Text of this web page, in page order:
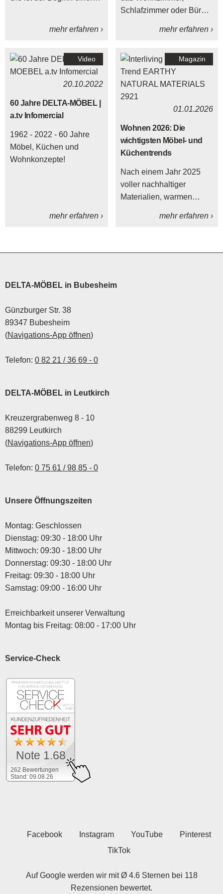
aufbauen und ihren Platz
im Team finden. Bei
DELTA-MÖBEL freuen wir
uns deshalb besonders,
Abschlussprüfungen
erfolgreich bestanden
haben.
mehr erfahren ›
Schlafzimmer oder Büro
kaufen oder bequem im
Onlineshop bestellen?
mehr erfahren ›
Video
20.10.2022
60 Jahre DELTA-MÖBEL |
a.tv Infomercial
1962 - 2022 - 60 Jahre
Möbel, Küchen und
Wohnkonzepte!
mehr erfahren ›
Magazin
01.01.2026
Wohnen 2026: Die
wichtigsten Möbel- und
Küchentrends
Nach einem Jahr 2025
voller nachhaltiger
Materialien, warmen
mehr erfahren ›
DELTA-MÖBEL in Bubesheim
Günzburger Str. 38
89347 Bubesheim
(Navigations-App öffnen)
Telefon: 0 82 21 / 36 69 - 0
DELTA-MÖBEL in Leutkirch
Kreuzergrabenweg 8 - 10
88299 Leutkirch
(Navigations-App öffnen)
Telefon: 0 75 61 / 98 85 - 0
Unsere Öffnungszeiten
Montag: Geschlossen
Dienstag: 09:30 - 18:00 Uhr
Mittwoch: 09:30 - 18:00 Uhr
Donnerstag: 09:30 - 18:00 Uhr
Freitag: 09:30 - 18:00 Uhr
Samstag: 09:00 - 16:00 Uhr
Erreichbarkeit unserer Verwaltung
Montag bis Freitag: 08:00 - 17:00 Uhr
Service-Check
262 Bewertungen
Stand: 09.08.26
Note 1.68
Facebook Instagram YouTube
Pinterest
TikTok
Auf Google werden wir mit Ø 4.6 Sternen bei 118
Rezensionen bewertet.